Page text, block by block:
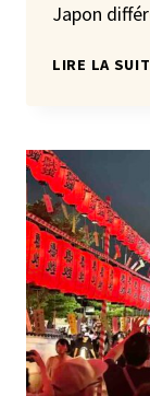
Japon
LIRE LA